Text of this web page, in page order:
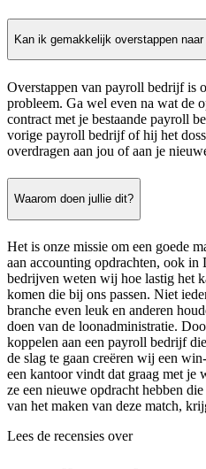
Kan ik gemakkelijk overstappen
Overstappen van payroll bedrijf is
probleem. Ga wel even na wat de
contract met je bestaande payroll
vorige payroll bedrijf of hij het
overdragen aan jou of aan je
Waarom doen jullie dit?
Het is onze missie om een goede
aan accounting opdrachten, ook
bedrijven weten wij hoe lastig het
komen die bij ons passen. Niet
branche even leuk en anderen
doen van de loonadministratie.
koppelen aan een payroll bedrijf
de slag te gaan creëren wij een
een kantoor vindt dat graag met je
ze een nieuwe opdracht hebben
van het maken van deze match,
Lees de recensies over